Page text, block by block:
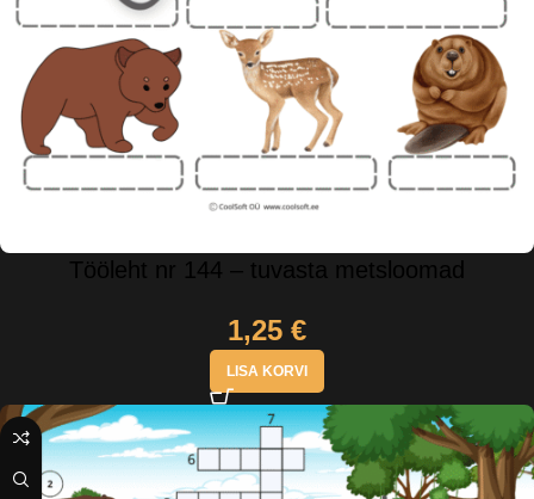
Tööleht nr 144 – tuvasta metsloomad
1,25 €
LISA KORVI